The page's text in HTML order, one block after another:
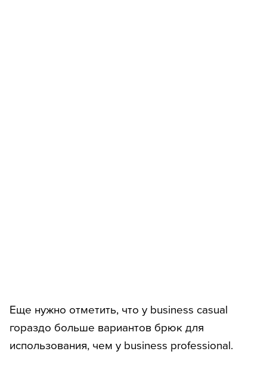
Еще нужно отметить, что у business casual
гораздо больше вариантов брюк для
использования, чем у business professional.